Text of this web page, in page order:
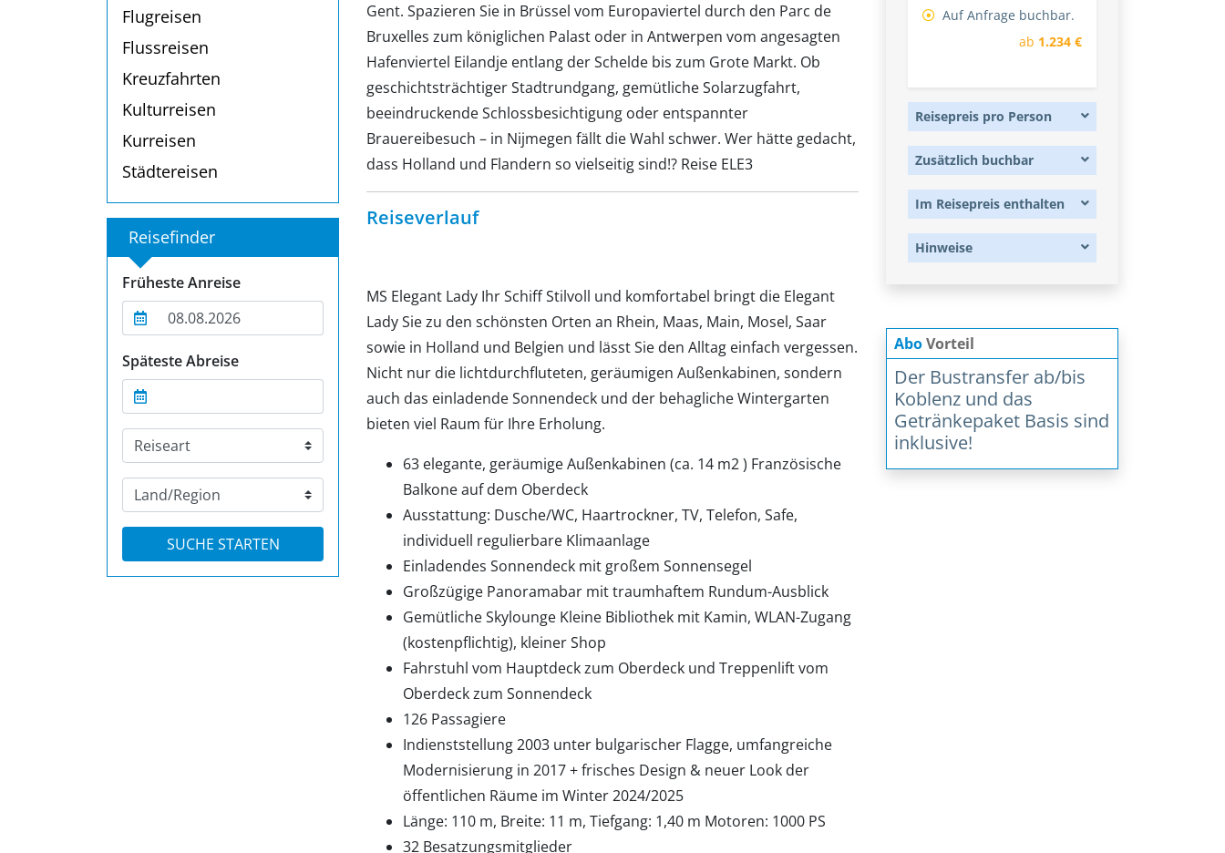
Gent. Spazieren Sie in Brüssel vom Europaviertel durch den Parc de
Bruxelles zum königlichen Palast oder in Antwerpen vom angesagten
Hafenviertel Eilandje entlang der Schelde bis zum Grote Markt. Ob
geschichtsträchtiger Stadtrundgang, gemütliche Solarzugfahrt,
beeindruckende Schlossbesichtigung oder entspannter
Brauereibesuch – in Nijmegen fällt die Wahl schwer. Wer hätte gedacht,
dass Holland und Flandern so vielseitig sind!? Reise ELE3
Reiseverlauf
MS Elegant Lady Ihr Schiff Stilvoll und komfortabel bringt die Elegant
Lady Sie zu den schönsten Orten an Rhein, Maas, Main, Mosel, Saar
sowie in Holland und Belgien und lässt Sie den Alltag einfach vergessen.
Nicht nur die lichtdurchfluteten, geräumigen Außenkabinen, sondern
auch das einladende Sonnendeck und der behagliche Wintergarten
bieten viel Raum für Ihre Erholung.
63 elegante, geräumige Außenkabinen (ca. 14 m2 ) Französische
Balkone auf dem Oberdeck
Ausstattung: Dusche/WC, Haartrockner, TV, Telefon, Safe,
individuell regulierbare Klimaanlage
Einladendes Sonnendeck mit großem Sonnensegel
Großzügige Panoramabar mit traumhaftem Rundum-Ausblick
Gemütliche Skylounge Kleine Bibliothek mit Kamin, WLAN-Zugang
(kostenpflichtig), kleiner Shop
Fahrstuhl vom Hauptdeck zum Oberdeck und Treppenlift vom
Oberdeck zum Sonnendeck
126 Passagiere
Indienststellung 2003 unter bulgarischer Flagge, umfangreiche
Modernisierung in 2017 + frisches Design & neuer Look der
öffentlichen Räume im Winter 2024/2025
Länge: 110 m, Breite: 11 m, Tiefgang: 1,40 m Motoren: 1000 PS
32 Besatzungsmitglieder
Auf Anfrage buchbar.
ab 1.234 €
Reisepreis pro Person
Zusätzlich buchbar
Im Reisepreis enthalten
Hinweise
AboVorteil
Der Bustransfer ab/bis
Koblenz und das
Getränkepaket Basis sind
inklusive!
Flugreisen
Flussreisen
Kreuzfahrten
Kulturreisen
Kurreisen
Städtereisen
Reisefinder
Früheste Anreise
Späteste Abreise